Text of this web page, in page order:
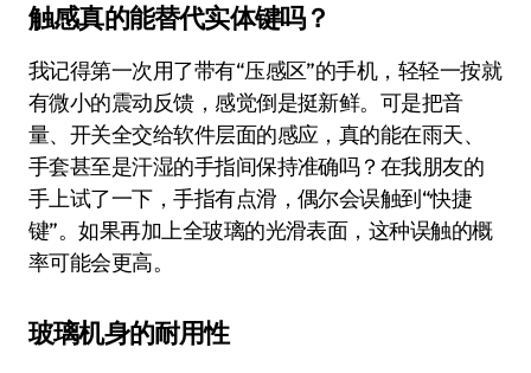
触感真的能替代实体键吗？
我记得第一次用了带有“压感区”的手机，轻轻一按就
有微小的震动反馈，感觉倒是挺新鲜。可是把音
量、开关全交给软件层面的感应，真的能在雨天、
手套甚至是汗湿的手指间保持准确吗？在我朋友的
手上试了一下，手指有点滑，偶尔会误触到“快捷
键”。如果再加上全玻璃的光滑表面，这种误触的概
率可能会更高。
玻璃机身的耐用性